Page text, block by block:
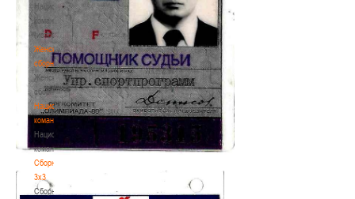
Национальная
команда
(история)
Женские
сборные
Женские
сборные
Национальная
команда
Национальная
команда
Сборные
3х3
Сборные